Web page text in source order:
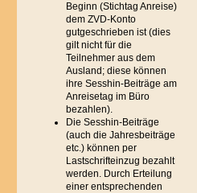
Beginn (Stichtag Anreise)
dem ZVD-Konto
gutgeschrieben ist (dies
gilt nicht für die
Teilnehmer aus dem
Ausland; diese können
ihre Sesshin-Beiträge am
Anreisetag im Büro
bezahlen).
Die Sesshin-Beiträge
(auch die Jahresbeiträge
etc.) können per
Lastschrifteinzug bezahlt
werden. Durch Erteilung
einer entsprechenden